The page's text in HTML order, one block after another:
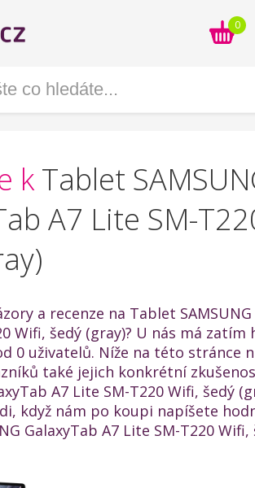
0
k Tablet
A7 Lite SM-
a recenze na Tablet
Wifi, šedý (gray)? U nás má zatím
0 uživatelů. Níže na této stránce
také jejich konkrétní
A7 Lite SM-T220 Wifi, šedý
když nám po koupi napíšete
GalaxyTab A7 Lite SM-T220